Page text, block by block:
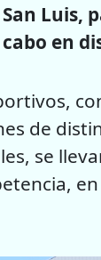
Luis,
en
de
se